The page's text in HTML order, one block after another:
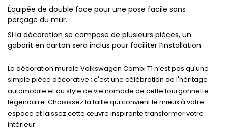
Équipée de double face pour une pose facile sans
perçage du mur.
Si la décoration se compose de plusieurs pièces, un
gabarit en carton sera inclus pour faciliter l’installation.
La décoration murale Volkswagen Combi T1 n’est pas qu'une
simple pièce décorative ; c'est une célébration de l'héritage
automobile et du style de vie nomade de cette fourgonnette
légendaire. Choisissez la taille qui convient le mieux à votre
espace et laissez cette œuvre inspirante transformer votre
intérieur.